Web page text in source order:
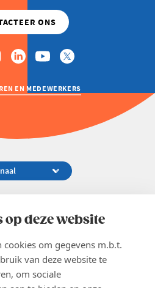
op deze website
om gegevens m.b.t.
van deze website te
om sociale
EN MEDEWERKERS